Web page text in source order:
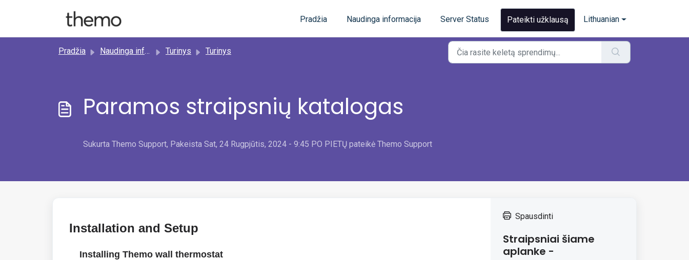
Pradžia
Naudinga informacija Server Status Pateikti užklausą Lithuanian
Pradžia Naudinga informacija Turinys Turinys
Paramos straipsnių katalogas
Sukurta Themo Support, Pakeista Sat, 24 Rugpjūtis, 2024 - 9:45 PO PIETŲ pateikė Themo Support
Installation and Setup
Installing Themo wall thermostat
Spausdinti
Straipsniai šiame
aplanke -